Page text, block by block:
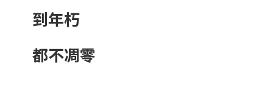
到年朽
都不凋零